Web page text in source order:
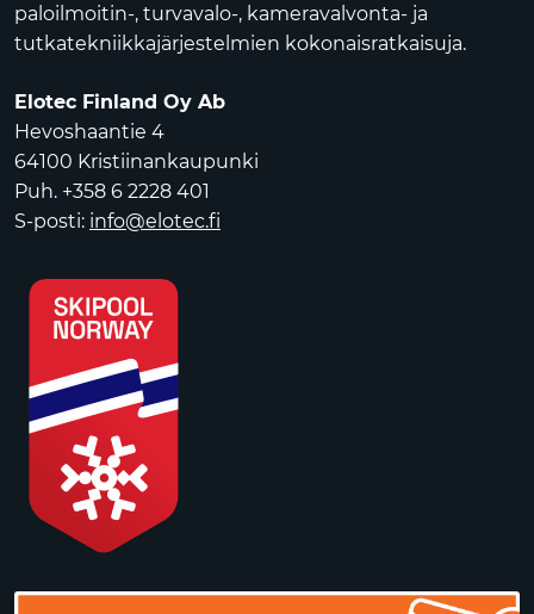
paloilmoitin-, turvavalo-, kameravalvonta- ja
tutkatekniikkajärjestelmien kokonaisratkaisuja.
Elotec Finland Oy Ab
Hevoshaantie 4
64100 Kristiinankaupunki
Puh. +358 6 2228 401
S-posti: info@elotec.fi